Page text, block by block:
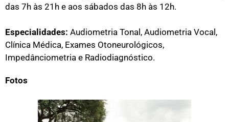
das 7h às 21h e aos sábados das 8h às 12h.
Especialidades: Audiometria Tonal, Audiometria Vocal,
Clínica Médica, Exames Otoneurológicos,
Impedânciometria e Radiodiagnóstico.
Fotos